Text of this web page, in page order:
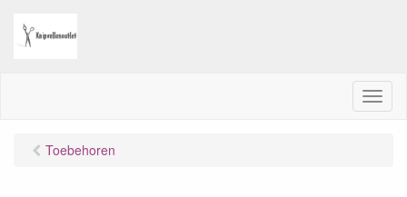
M
e
Toebehoren